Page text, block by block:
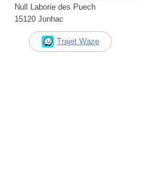
Null Laborie des Puech
15120 Junhac
Trajet Waze